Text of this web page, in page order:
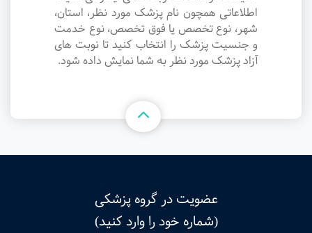
اطلاعاتی همچون نام پزشک مورد نظر، استان،
شهر، نوع تخصص یا فوق تخصص، نوع خدمت
و جنسیت پزشک را انتخاب کنید تا نوبت های
آزاد پزشک مورد نظر به شما نمایش داده شود.
عضویت در گروه پزشکی
(شماره خود را وارد کنید)